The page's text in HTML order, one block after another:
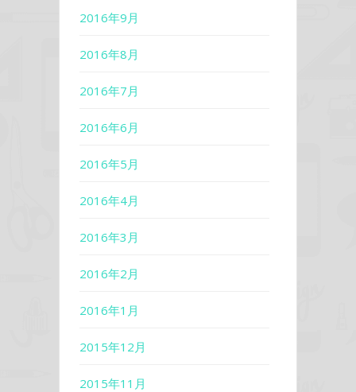
2016年9月
2016年8月
2016年7月
2016年6月
2016年5月
2016年4月
2016年3月
2016年2月
2016年1月
2015年12月
2015年11月